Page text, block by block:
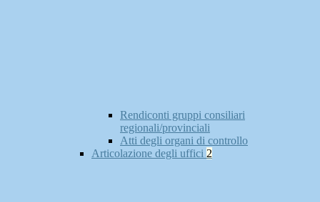
Rendiconti gruppi consiliari
regionali/provinciali
Atti degli organi di controllo
Articolazione degli uffici 2